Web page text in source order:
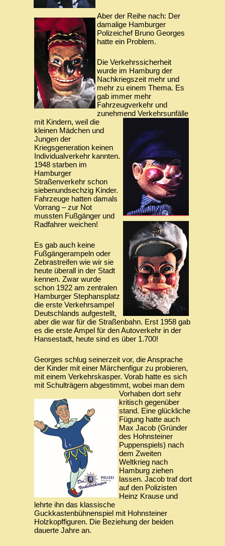
‍Aber der Reihe nach: Der
damalige Hamburger
Polizeichef Bruno Georges
hatte ein Problem.
‍Die Verkehrssicherheit
wurde im Hamburg der
Nachkriegszeit mehr und
mehr zu einem Thema. Es
gab immer mehr
Fahrzeugverkehr und
zunehmend Verkehrsunfälle
mit Kindern, weil die
kleinen Mädchen und
Jungen der
Kriegsgeneration keinen
Individualverkehr kannten.
1948 starben im
Hamburger
Straßenverkehr schon
siebenundsechzig Kinder.
Fahrzeuge hatten damals
Vorrang – zur Not
mussten Fußgänger und
Radfahrer weichen!
‍Es gab auch keine
Fußgängerampeln oder
Zebrastreifen wie wir sie
heute überall in der Stadt
kennen. Zwar wurde
schon 1922 am zentralen
Hamburger Stephansplatz
die erste Verkehrsampel
Deutschlands aufgestellt,
aber die war für die Straßenbahn. Erst 1958 gab
es die erste Ampel für den Autoverkehr in der
Hansestadt, heute sind es über 1.700!
‍Georges schlug seinerzeit vor, die Ansprache
der Kinder mit einer Märchenfigur zu probieren,
mit einem Verkehrskasper. Vorab hatte es sich
mit Schulträgern abgestimmt, wobei man dem
Vorhaben dort sehr
kritisch gegenüber
stand. Eine glückliche
Fügung hatte auch
Max Jacob (Gründer
des Hohnsteiner
Puppenspiels) nach
dem Zweiten
Weltkrieg nach
Hamburg ziehen
lassen. Jacob traf dort
auf den Polizisten
Heinz Krause und
lehrte ihn das klassische
Guckkastenbühnenspiel mit Hohnsteiner
Holzkopffiguren. Die Beziehung der beiden
dauerte Jahre an.